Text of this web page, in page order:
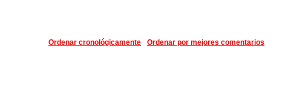
Ordenar por mejores comentarios
Ordenar cronológicamente